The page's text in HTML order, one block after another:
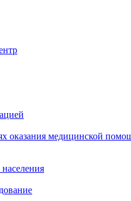
оказания медицинской